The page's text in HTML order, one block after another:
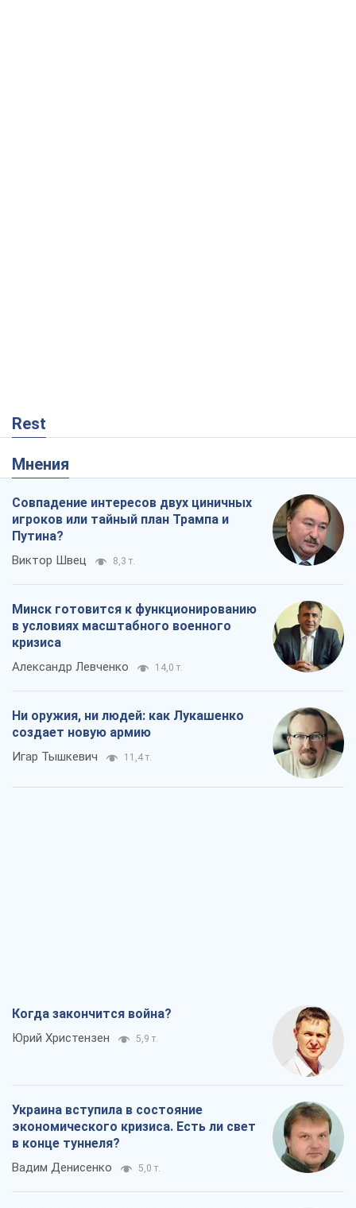
Rest
Мнения
Совпадение интересов двух циничных
игроков или тайный план Трампа и
Путина?
Виктор Швец 8,3 т.
Минск готовится к функционированию
в условиях масштабного военного
кризиса
Александр Левченко 14,0 т.
Ни оружия, ни людей: как Лукашенко
создает новую армию
Игар Тышкевич 11,4 т.
Когда закончится война?
Юрий Христензен 5,9 т.
Украина вступила в состояние
экономического кризиса. Есть ли свет
в конце туннеля?
Вадим Денисенко 5,0 т.